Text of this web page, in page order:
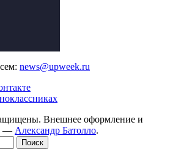
news@upweek.ru
Внешнее оформление и
— Александр Батолло.